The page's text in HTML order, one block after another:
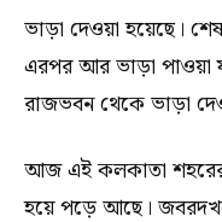
ভাড়া দেওয়া হয়েছে।
এরপর আর ভাড়া পাওয়া
রাজভবন থেকে ভাড়া
আজ এই কলকাতা
হয়ে পড়ে আছে।